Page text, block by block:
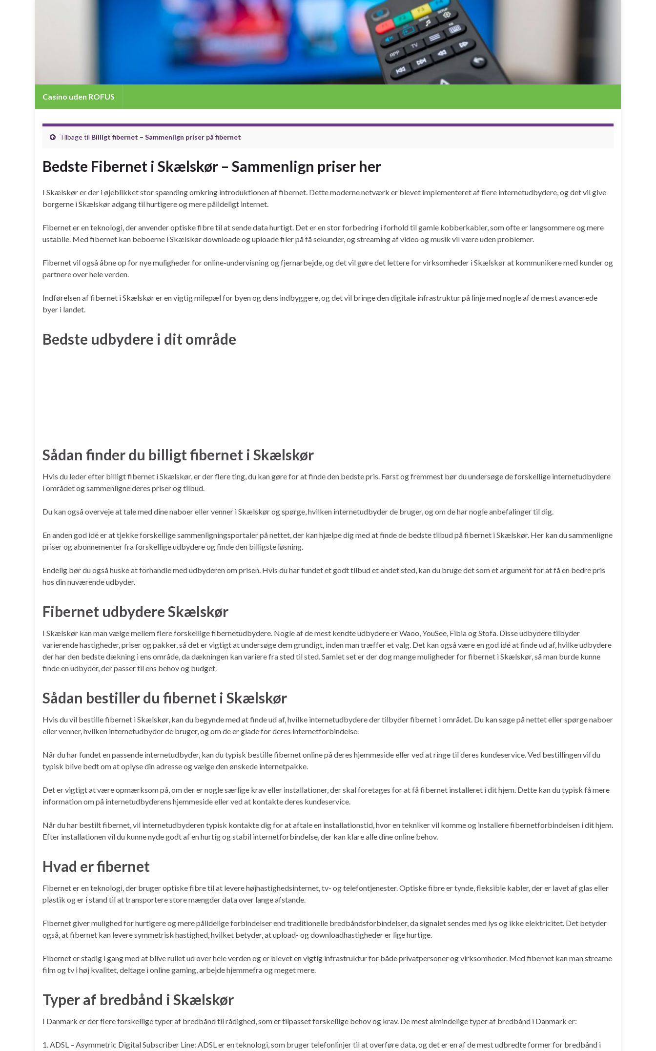
Casino uden ROFUS
Tilbage til Billigt fibernet – Sammenlign priser på fibernet
Bedste Fibernet i Skælskør – Sammenlign priser her
I Skælskør er der i øjeblikket stor spænding omkring introduktionen af fibernet. Dette moderne netværk er blevet implementeret af flere internetudbydere, og det vil give
borgerne i Skælskør adgang til hurtigere og mere pålideligt internet.
Fibernet er en teknologi, der anvender optiske fibre til at sende data hurtigt. Det er en stor forbedring i forhold til gamle kobberkabler, som ofte er langsommere og mere
ustabile. Med fibernet kan beboerne i Skælskør downloade og uploade filer på få sekunder, og streaming af video og musik vil være uden problemer.
Fibernet vil også åbne op for nye muligheder for online-undervisning og fjernarbejde, og det vil gøre det lettere for virksomheder i Skælskør at kommunikere med kunder og
partnere over hele verden.
Indførelsen af fibernet i Skælskør er en vigtig milepæl for byen og dens indbyggere, og det vil bringe den digitale infrastruktur på linje med nogle af de mest avancerede
byer i landet.
Bedste udbydere i dit område
Sådan finder du billigt fibernet i Skælskør
Hvis du leder efter billigt fibernet i Skælskør, er der flere ting, du kan gøre for at finde den bedste pris. Først og fremmest bør du undersøge de forskellige internetudbydere
i området og sammenligne deres priser og tilbud.
Du kan også overveje at tale med dine naboer eller venner i Skælskør og spørge, hvilken internetudbyder de bruger, og om de har nogle anbefalinger til dig.
En anden god idé er at tjekke forskellige sammenligningsportaler på nettet, der kan hjælpe dig med at finde de bedste tilbud på fibernet i Skælskør. Her kan du sammenligne
priser og abonnementer fra forskellige udbydere og finde den billigste løsning.
Endelig bør du også huske at forhandle med udbyderen om prisen. Hvis du har fundet et godt tilbud et andet sted, kan du bruge det som et argument for at få en bedre pris
hos din nuværende udbyder.
Fibernet udbydere Skælskør
I Skælskør kan man vælge mellem flere forskellige fibernetudbydere. Nogle af de mest kendte udbydere er Waoo, YouSee, Fibia og Stofa. Disse udbydere tilbyder
varierende hastigheder, priser og pakker, så det er vigtigt at undersøge dem grundigt, inden man træffer et valg. Det kan også være en god idé at finde ud af, hvilke udbydere
der har den bedste dækning i ens område, da dækningen kan variere fra sted til sted. Samlet set er der dog mange muligheder for fibernet i Skælskør, så man burde kunne
finde en udbyder, der passer til ens behov og budget.
Sådan bestiller du fibernet i Skælskør
Hvis du vil bestille fibernet i Skælskør, kan du begynde med at finde ud af, hvilke internetudbydere der tilbyder fibernet i området. Du kan søge på nettet eller spørge naboer
eller venner, hvilken internetudbyder de bruger, og om de er glade for deres internetforbindelse.
Når du har fundet en passende internetudbyder, kan du typisk bestille fibernet online på deres hjemmeside eller ved at ringe til deres kundeservice. Ved bestillingen vil du
typisk blive bedt om at oplyse din adresse og vælge den ønskede internetpakke.
Det er vigtigt at være opmærksom på, om der er nogle særlige krav eller installationer, der skal foretages for at få fibernet installeret i dit hjem. Dette kan du typisk få mere
information om på internetudbyderens hjemmeside eller ved at kontakte deres kundeservice.
Når du har bestilt fibernet, vil internetudbyderen typisk kontakte dig for at aftale en installationstid, hvor en tekniker vil komme og installere fibernetforbindelsen i dit hjem.
Efter installationen vil du kunne nyde godt af en hurtig og stabil internetforbindelse, der kan klare alle dine online behov.
Hvad er fibernet
Fibernet er en teknologi, der bruger optiske fibre til at levere højhastighedsinternet, tv- og telefontjenester. Optiske fibre er tynde, fleksible kabler, der er lavet af glas eller
plastik og er i stand til at transportere store mængder data over lange afstande.
Fibernet giver mulighed for hurtigere og mere pålidelige forbindelser end traditionelle bredbåndsforbindelser, da signalet sendes med lys og ikke elektricitet. Det betyder
også, at fibernet kan levere symmetrisk hastighed, hvilket betyder, at upload- og downloadhastigheder er lige hurtige.
Fibernet er stadig i gang med at blive rullet ud over hele verden og er blevet en vigtig infrastruktur for både privatpersoner og virksomheder. Med fibernet kan man streame
film og tv i høj kvalitet, deltage i online gaming, arbejde hjemmefra og meget mere.
Typer af bredbånd i Skælskør
I Danmark er der flere forskellige typer af bredbånd til rådighed, som er tilpasset forskellige behov og krav. De mest almindelige typer af bredbånd i Danmark er:
1. ADSL – Asymmetric Digital Subscriber Line: ADSL er en teknologi, som bruger telefonlinjer til at overføre data, og det er en af de mest udbredte former for bredbånd i